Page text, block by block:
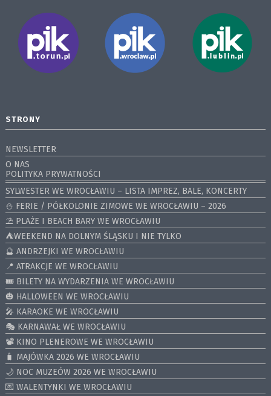
STRONY
NEWSLETTER
O NAS
POLITYKA PRYWATNOŚCI
SYLWESTER WE WROCŁAWIU – LISTA IMPREZ, BALE, KONCERTY
⛄️ FERIE / PÓŁKOLONIE ZIMOWE WE WROCŁAWIU – 2026
⛱️ PLAŻE I BEACH BARY WE WROCŁAWIU
⛺️WEEKEND NA DOLNYM ŚLĄSKU I NIE TYLKO
🔮 ANDRZEJKI WE WROCŁAWIU
📍 ATRAKCJE WE WROCŁAWIU
🎟️ BILETY NA WYDARZENIA WE WROCŁAWIU
🎃 HALLOWEEN WE WROCŁAWIU
🎤 KARAOKE WE WROCŁAWIU
🎭 KARNAWAŁ WE WROCŁAWIU
📽️ KINO PLENEROWE WE WROCŁAWIU
🧳 MAJÓWKA 2026 WE WROCŁAWIU
🌙 NOC MUZEÓW 2026 WE WROCŁAWIU
💌 WALENTYNKI WE WROCŁAWIU